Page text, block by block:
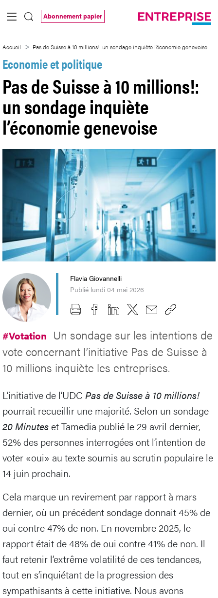
Saut au contenu principal
Abonnement papier
Accueil Pas de Suisse à 10 millions!: un sondage inquiète l’économie genevoise
Economie et politique
Pas de Suisse à 10 millions!:
un sondage inquiète
l’économie genevoise
Flavia Giovannelli
Publié lundi 04 mai 2026
#Votation Un sondage sur les intentions de
vote concernant l’initiative Pas de Suisse à
10 millions inquiète les entreprises.
L’initiative de l’UDC Pas de Suisse à 10 millions!
pourrait recueillir une majorité. Selon un sondage
20 Minuteset Tamedia publié le 29 avril dernier,
52% des personnes interrogées ont l’intention de
voter «oui» au texte soumis au scrutin populaire le
14 juin prochain.
Cela marque un revirement par rapport à mars
dernier, où un précédent sondage donnait 45% de
oui contre 47% de non. En novembre 2025, le
rapport était de 48% de oui contre 41% de non. Il
faut retenir l’extrême volatilité de ces tendances,
tout en s’inquiétant de la progression des
sympathisants à cette initiative. Nous avons